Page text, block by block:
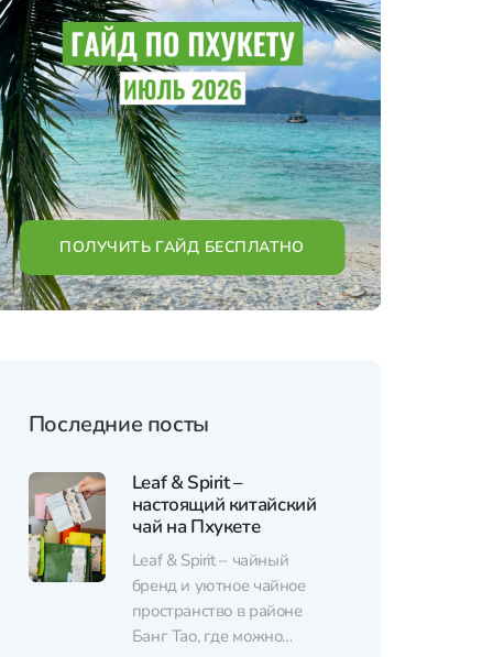
ПОЛУЧИТЬ ГАЙД БЕСПЛАТНО
Последние посты
Leaf & Spirit –
настоящий китайский
чай на Пхукете
Leaf & Spirit – чайный
бренд и уютное чайное
пространство в районе
Банг Тао, где можно